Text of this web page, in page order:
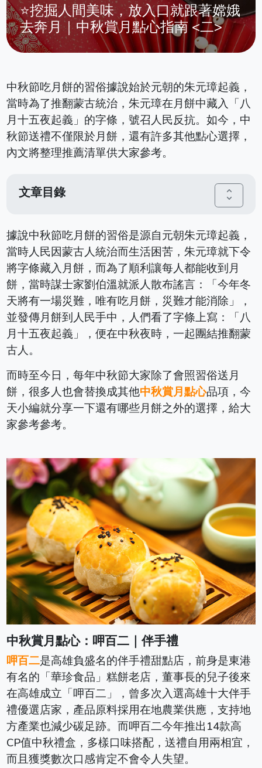
⭐挖掘人間美味，放入口就跟著嫦娥
去奔月｜中秋賞月點心指南 <二>
中秋節吃月餅的習俗據說始於元朝的朱元璋起義，
當時為了推翻蒙古統治，朱元璋在月餅中藏入「八
月十五夜起義」的字條，號召人民反抗。如今，中
秋節送禮不僅限於月餅，還有許多其他點心選擇，
內文將整理推薦清單供大家參考。
文章目錄 unfold_more
據說中秋節吃月餅的習俗是源自元朝朱元璋起義，
當時人民因蒙古人統治而生活困苦，朱元璋就下令
將字條藏入月餅，而為了順利讓每人都能收到月
餅，當時謀士家劉伯溫就派人散布謠言：「今年冬
天將有一場災難，唯有吃月餅，災難才能消除」，
並發傳月餅到人民手中，人們看了字條上寫：「八
月十五夜起義」，便在中秋夜時，一起團結推翻蒙
古人。
而時至今日，每年中秋節大家除了會照習俗送月
餅，很多人也會替換成其他中秋賞月點心品項，今
天小編就分享一下還有哪些月餅之外的選擇，給大
家參考參考。
中秋賞月點心：呷百二｜伴手禮
呷百二是高雄負盛名的伴手禮甜點店，前身是東港
有名的「華珍食品」糕餅老店，董事長的兒子後來
在高雄成立「呷百二」，曾多次入選高雄十大伴手
禮優選店家，產品原料採用在地農業供應，支持地
方產業也減少碳足跡。而呷百二今年推出14款高
CP值中秋禮盒，多樣口味搭配，送禮自用兩相宜，
而且獲獎數次口感肯定不會令人失望。